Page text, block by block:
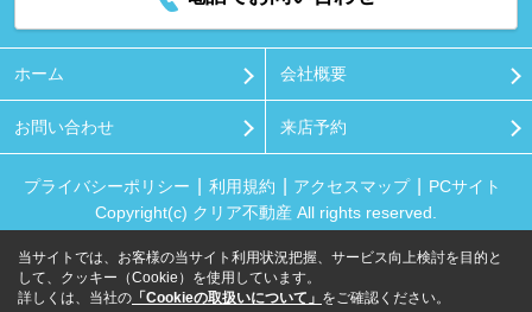
ホーム 会社概要
お問い合わせ 来店予約
プライバシーポリシー 利用規約 アクセスマップ
PCサイト
Copyright(c) クリア不動産 All rights reserved.
当サイトでは、お客様の当サイト利用状況把握、サービス向上検討を目的と
して、クッキー（Cookie）を使用しています。
詳しくは、当社の 「Cookieの取扱いについて」 をご確認ください。